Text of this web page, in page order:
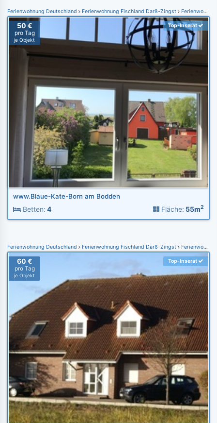
Ferienwohnung Deutschland Ferienwohnung Fischland Darß-Zingst Ferienwohnung Born
50 €
pro Tag
je Objekt
Top-Inserat
www.Blaue-Kate-Born am Bodden
Betten: 4 Fläche: 55m2
Ferienwohnung Deutschland Ferienwohnung Fischland Darß-Zingst Ferienwohnung Zingst
60 €
pro Tag
je Objekt
Top-Inserat